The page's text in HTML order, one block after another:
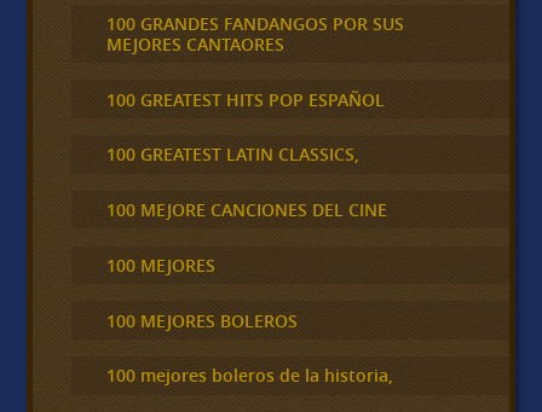
100 GRANDES FANDANGOS POR SUS
MEJORES CANTAORES
100 GREATEST HITS POP ESPAÑOL
100 GREATEST LATIN CLASSICS,
100 MEJORE CANCIONES DEL CINE
100 MEJORES
100 MEJORES BOLEROS
100 mejores boleros de la historia,